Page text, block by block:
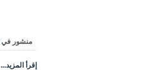
منشور في
إقرأ المزيد...